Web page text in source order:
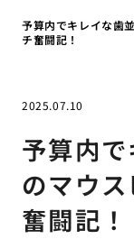
予算内でキレイな歯
チ奮闘記！
2025.07.10
予算内
のマウ
奮闘記！